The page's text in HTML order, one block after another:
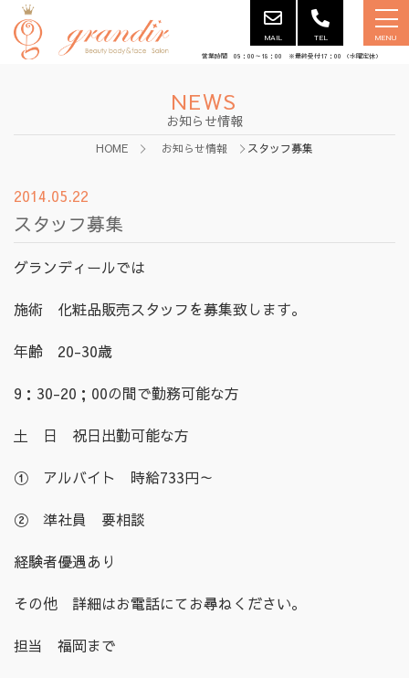
MAIL TEL MENU
営業時間 09：00～18：00 ※最終受付17：00 （水曜定休）
NEWS
お知らせ情報
HOME お知らせ情報 スタッフ募集
2014.05.22
スタッフ募集
グランディールでは
施術 化粧品販売スタッフを募集致します。
年齢 20-30歳
9：30-20；00の間で勤務可能な方
土 日 祝日出勤可能な方
① アルバイト 時給733円～
② 準社員 要相談
経験者優遇あり
その他 詳細はお電話にてお尋ねください。
担当 福岡まで